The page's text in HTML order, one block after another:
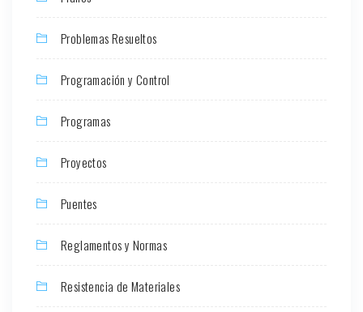
Problemas Resueltos
Programación y Control
Programas
Proyectos
Puentes
Reglamentos y Normas
Resistencia de Materiales